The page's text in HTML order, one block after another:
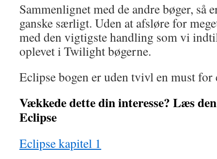
Sammenlignet med de andre bøger, så
ganske særligt. Uden at afsløre for
med den vigtigste handling som vi
oplevet i Twilight bøgerne.
Eclipse bogen er uden tvivl en must
Vækkede dette din interesse? Læs
Eclipse
Eclipse kapitel 1